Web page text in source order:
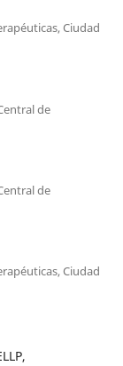
Ciudad
de
de
Ciudad